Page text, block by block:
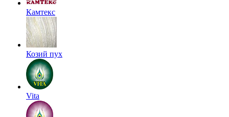
Камтекс
Козий пух
Vita